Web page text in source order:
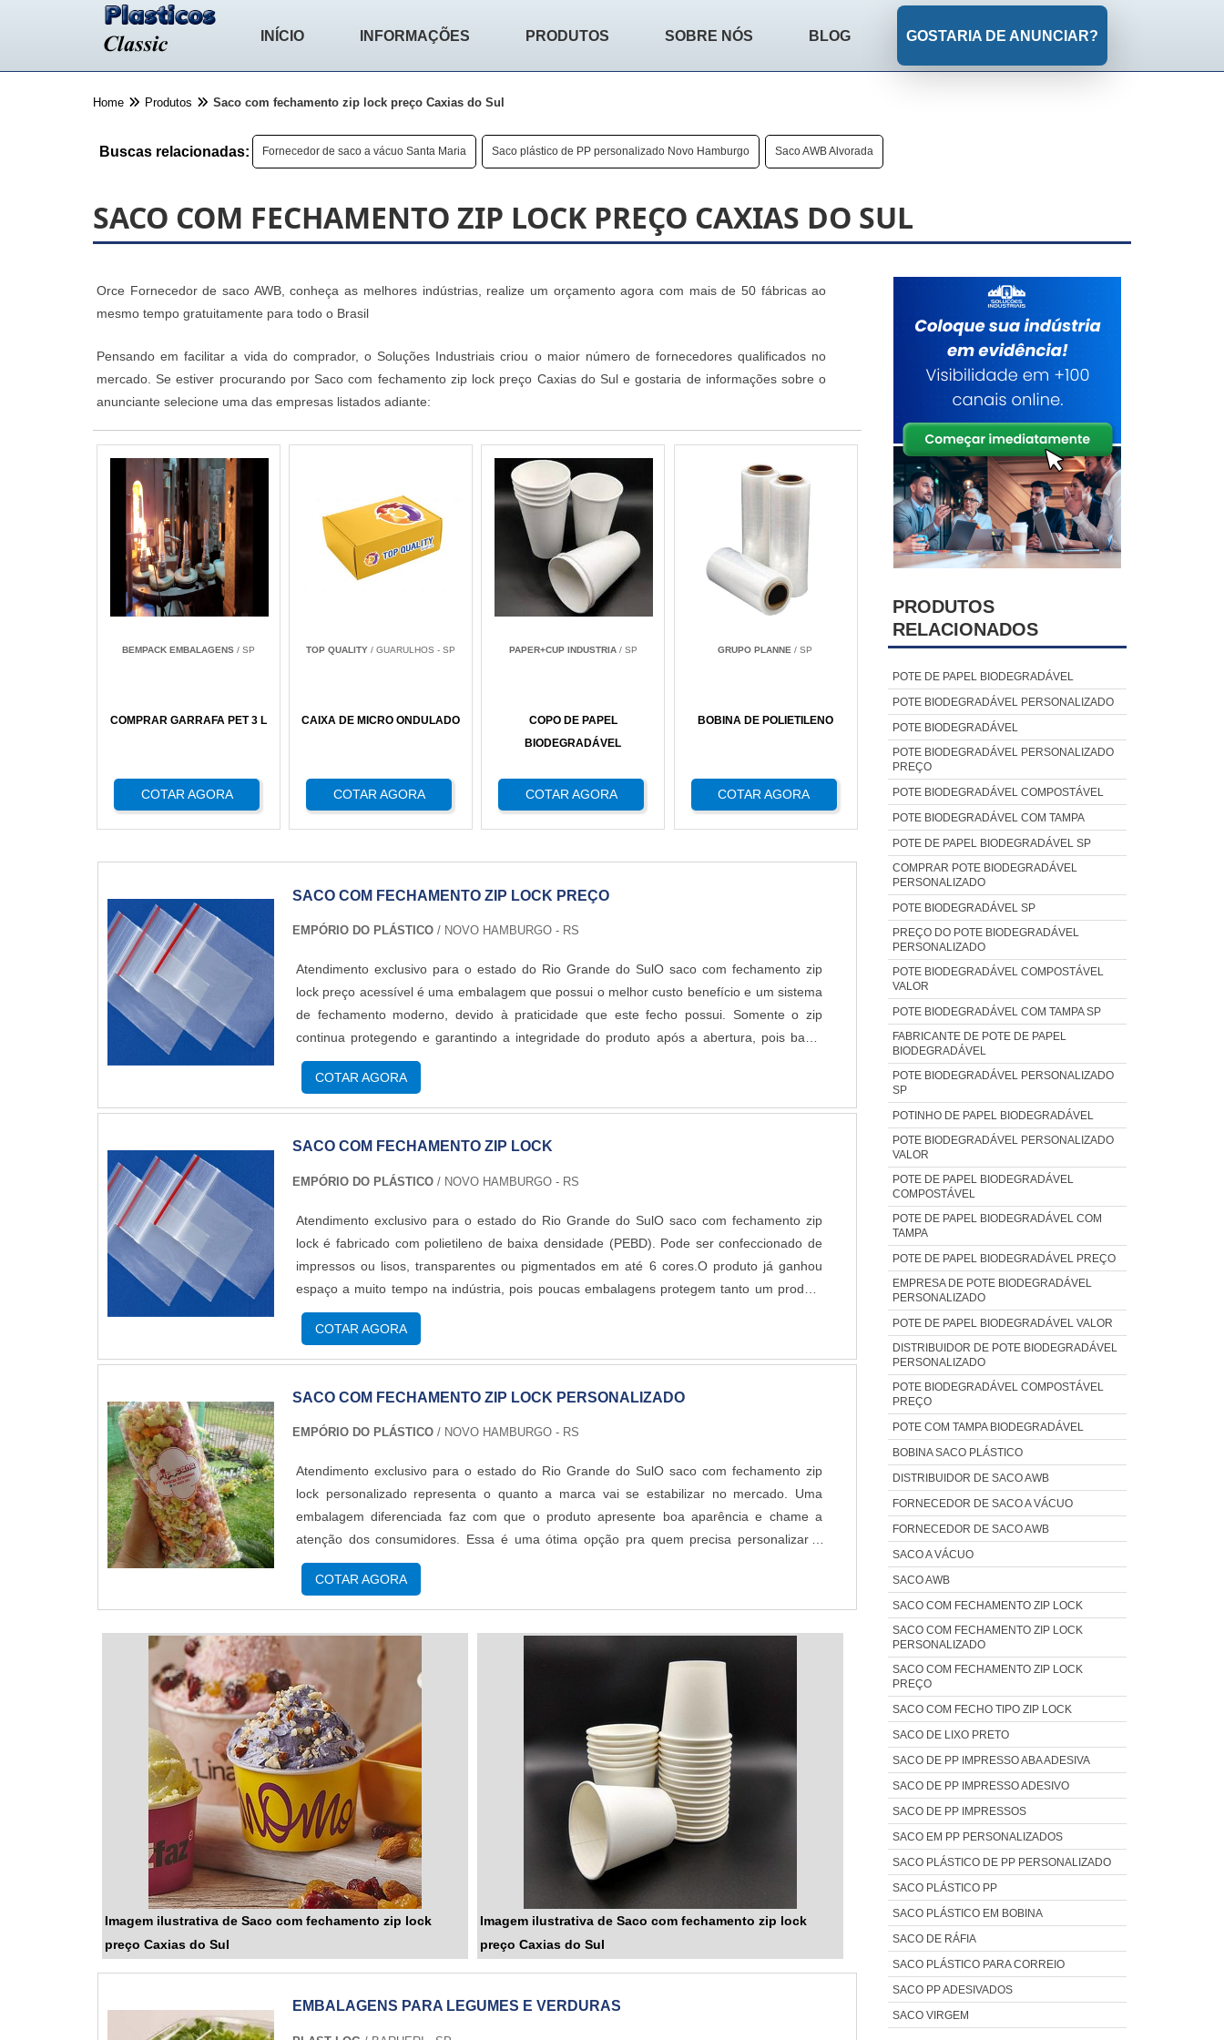
INÍCIO INFORMAÇÕES PRODUTOS SOBRE NÓS BLOG GOSTARIA DE ANUNCIAR?
Home Produtos Saco com fechamento zip lock preço Caxias do Sul
Buscas relacionadas: Fornecedor de saco a vácuo Santa Maria Saco plástico de PP personalizado Novo Hamburgo Saco AWB Alvorada
SACO COM FECHAMENTO ZIP LOCK PREÇO CAXIAS DO SUL
Orce Fornecedor de saco AWB, conheça as melhores indústrias, realize um orçamento agora com mais de 50 fábricas ao
mesmo tempo gratuitamente para todo o Brasil
Pensando em facilitar a vida do comprador, o Soluções Industriais criou o maior número de fornecedores qualificados no
mercado. Se estiver procurando por Saco com fechamento zip lock preço Caxias do Sul e gostaria de informações sobre o
anunciante selecione uma das empresas listados adiante:
BEMPACK EMBALAGENS/ SP
COMPRAR GARRAFA PET 3 L
COTAR AGORA
TOP QUALITY/ GUARULHOS - SP
CAIXA DE MICRO ONDULADO
COTAR AGORA
PAPER+CUP INDUSTRIA/ SP
COPO DE PAPEL
BIODEGRADÁVEL
COTAR AGORA
GRUPO PLANNE / SP
BOBINA DE POLIETILENO
COTAR AGORA
SACO COM FECHAMENTO ZIP LOCK PREÇO
EMPÓRIO DO PLÁSTICO / NOVO HAMBURGO - RS
Atendimento exclusivo para o estado do Rio Grande do SulO saco com fechamento zip
lock preço acessível é uma embalagem que possui o melhor custo benefício e um sistema
de fechamento moderno, devido à praticidade que este fecho possui. Somente o zip
continua protegendo e garantindo a integridade do produto após a abertura, pois basta
fechar novamente e embalagem e ficará completamente lacrada.DETALHES SOBRE O
FUNCIONAMENTO DO PRODUTOÉ fa...
COTAR AGORA
SACO COM FECHAMENTO ZIP LOCK
EMPÓRIO DO PLÁSTICO / NOVO HAMBURGO - RS
Atendimento exclusivo para o estado do Rio Grande do SulO saco com fechamento zip
lock é fabricado com polietileno de baixa densidade (PEBD). Pode ser confeccionado de
impressos ou lisos, transparentes ou pigmentados em até 6 cores.O produto já ganhou
espaço a muito tempo na indústria, pois poucas embalagens protegem tanto um produto
como o zip. Simples e altamente moderno, o saco possui um sistema de fechamento
incrível que atrai muito...
COTAR AGORA
SACO COM FECHAMENTO ZIP LOCK PERSONALIZADO
EMPÓRIO DO PLÁSTICO / NOVO HAMBURGO - RS
Atendimento exclusivo para o estado do Rio Grande do SulO saco com fechamento zip
lock personalizado representa o quanto a marca vai se estabilizar no mercado. Uma
embalagem diferenciada faz com que o produto apresente boa aparência e chame a
atenção dos consumidores. Essa é uma ótima opção pra quem precisa personalizar a
embalagem, porém em baixa escala de produção. A personalização é realizada através de
etiquetas adesivas aonde é imp...
COTAR AGORA
Imagem ilustrativa de Saco com fechamento zip lock
preço Caxias do Sul
Imagem ilustrativa de Saco com fechamento zip lock
preço Caxias do Sul
EMBALAGENS PARA LEGUMES E VERDURAS
PRODUTOS
RELACIONADOS
POTE DE PAPEL BIODEGRADÁVEL
POTE BIODEGRADÁVEL PERSONALIZADO
POTE BIODEGRADÁVEL
POTE BIODEGRADÁVEL PERSONALIZADO
PREÇO
POTE BIODEGRADÁVEL COMPOSTÁVEL
POTE BIODEGRADÁVEL COM TAMPA
POTE DE PAPEL BIODEGRADÁVEL SP
COMPRAR POTE BIODEGRADÁVEL
PERSONALIZADO
POTE BIODEGRADÁVEL SP
PREÇO DO POTE BIODEGRADÁVEL
PERSONALIZADO
POTE BIODEGRADÁVEL COMPOSTÁVEL
VALOR
POTE BIODEGRADÁVEL COM TAMPA SP
FABRICANTE DE POTE DE PAPEL
BIODEGRADÁVEL
POTE BIODEGRADÁVEL PERSONALIZADO
SP
POTINHO DE PAPEL BIODEGRADÁVEL
POTE BIODEGRADÁVEL PERSONALIZADO
VALOR
POTE DE PAPEL BIODEGRADÁVEL
COMPOSTÁVEL
POTE DE PAPEL BIODEGRADÁVEL COM
TAMPA
POTE DE PAPEL BIODEGRADÁVEL PREÇO
EMPRESA DE POTE BIODEGRADÁVEL
PERSONALIZADO
POTE DE PAPEL BIODEGRADÁVEL VALOR
DISTRIBUIDOR DE POTE BIODEGRADÁVEL
PERSONALIZADO
POTE BIODEGRADÁVEL COMPOSTÁVEL
PREÇO
POTE COM TAMPA BIODEGRADÁVEL
BOBINA SACO PLÁSTICO
DISTRIBUIDOR DE SACO AWB
FORNECEDOR DE SACO A VÁCUO
FORNECEDOR DE SACO AWB
SACO A VÁCUO
SACO AWB
SACO COM FECHAMENTO ZIP LOCK
SACO COM FECHAMENTO ZIP LOCK
PERSONALIZADO
SACO COM FECHAMENTO ZIP LOCK
PREÇO
SACO COM FECHO TIPO ZIP LOCK
SACO DE LIXO PRETO
SACO DE PP IMPRESSO ABA ADESIVA
SACO DE PP IMPRESSO ADESIVO
SACO DE PP IMPRESSOS
SACO EM PP PERSONALIZADOS
SACO PLÁSTICO DE PP PERSONALIZADO
SACO PLÁSTICO PP
SACO PLÁSTICO EM BOBINA
SACO DE RÁFIA
SACO PLÁSTICO PARA CORREIO
SACO PP ADESIVADOS
SACO VIRGEM